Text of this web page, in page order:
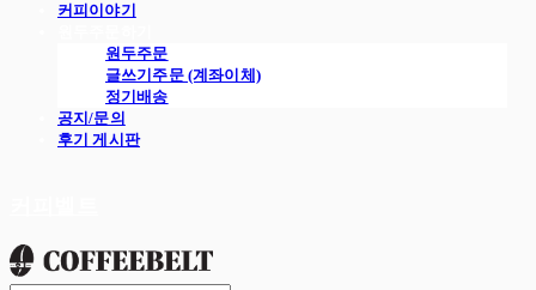
커피이야기
원두주문
글쓰기주문 (계좌이체)
정기배송
공지/문의
후기 게시판